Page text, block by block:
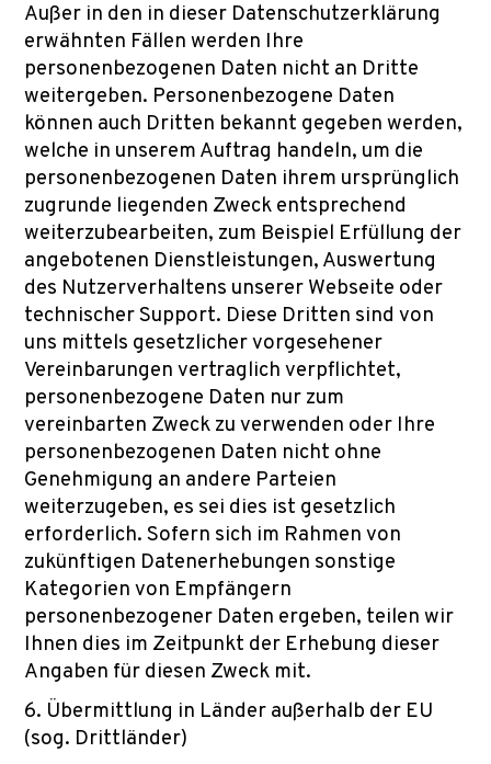
Außer in den in dieser Datenschutzerklärung
erwähnten Fällen werden Ihre
personenbezogenen Daten nicht an Dritte
weitergeben. Personenbezogene Daten
können auch Dritten bekannt gegeben werden,
welche in unserem Auftrag handeln, um die
personenbezogenen Daten ihrem ursprünglich
zugrunde liegenden Zweck entsprechend
weiterzubearbeiten, zum Beispiel Erfüllung der
angebotenen Dienstleistungen, Auswertung
des Nutzerverhaltens unserer Webseite oder
technischer Support. Diese Dritten sind von
uns mittels gesetzlicher vorgesehener
Vereinbarungen vertraglich verpflichtet,
personenbezogene Daten nur zum
vereinbarten Zweck zu verwenden oder Ihre
personenbezogenen Daten nicht ohne
Genehmigung an andere Parteien
weiterzugeben, es sei dies ist gesetzlich
erforderlich. Sofern sich im Rahmen von
zukünftigen Datenerhebungen sonstige
Kategorien von Empfängern
personenbezogener Daten ergeben, teilen wir
Ihnen dies im Zeitpunkt der Erhebung dieser
Angaben für diesen Zweck mit.
6. Übermittlung in Länder außerhalb der EU
(sog. Drittländer)